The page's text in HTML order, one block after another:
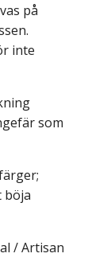
på
inte
som
böja
/ Artisan